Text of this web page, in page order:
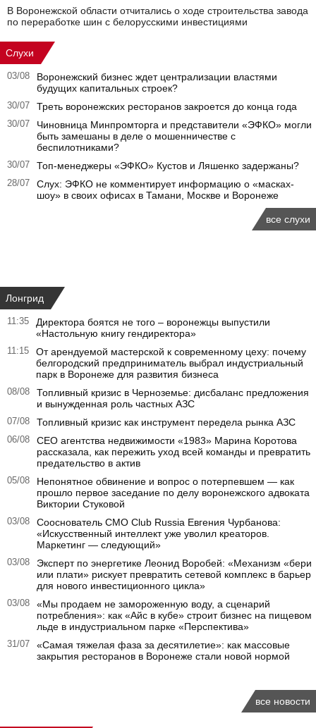
В Воронежской области отчитались о ходе строительства завода
по переработке шин с белорусскими инвестициями
Слухи
03/08
Воронежский бизнес ждет централизации властями
будущих капитальных строек?
30/07 Треть воронежских ресторанов закроется до конца года
30/07
Чиновница Минпромторга и представители «ЭФКО» могли
быть замешаны в деле о мошенничестве с
беспилотниками?
30/07 Топ-менеджеры «ЭФКО» Кустов и Ляшенко задержаны?
28/07
Слух: ЭФКО не комментирует информацию о «масках-
шоу» в своих офисах в Тамани, Москве и Воронеже
все слухи
Лонгрид
11:35
Директора боятся не того – воронежцы выпустили
«Настольную книгу гендиректора»
11:15
От арендуемой мастерской к современному цеху: почему
белгородский предприниматель выбрал индустриальный
парк в Воронеже для развития бизнеса
08/08
Топливный кризис в Черноземье: дисбаланс предложения
и вынужденная роль частных АЗС
07/08 Топливный кризис как инструмент передела рынка АЗС
06/08
CEO агентства недвижимости «1983» Марина Коротова
рассказала, как пережить уход всей команды и превратить
предательство в актив
05/08
Непонятное обвинение и вопрос о потерпевшем — как
прошло первое заседание по делу воронежского адвоката
Виктории Стуковой
03/08
Сооснователь CMO Club Russia Евгения Чурбанова:
«Искусственный интеллект уже уволил креаторов.
Маркетинг — следующий»
03/08
Эксперт по энергетике Леонид Воробей: «Механизм «бери
или плати» рискует превратить сетевой комплекс в барьер
для нового инвестиционного цикла»
03/08
«Мы продаем не замороженную воду, а сценарий
потребления»: как «Айс в кубе» строит бизнес на пищевом
льде в индустриальном парке «Перспектива»
31/07
«Самая тяжелая фаза за десятилетие»: как массовые
закрытия ресторанов в Воронеже стали новой нормой
все новости